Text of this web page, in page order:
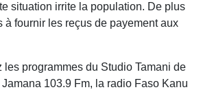
situation irrite la population. De plus
à fournir les reçus de payement aux
les programmes du Studio Tamani de
103.9 Fm, la radio Faso Kanu